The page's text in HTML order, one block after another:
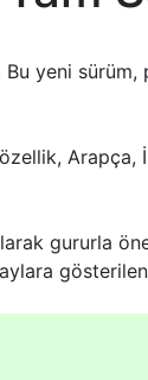
yeni
gururla öne